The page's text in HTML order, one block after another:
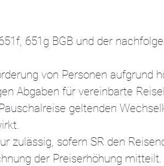
651g BGB und der
von Personen aufgrund
Abgaben für vereinbarte
geltenden
zulässig, sofern SR den
der Preiserhöhung mitteilt.